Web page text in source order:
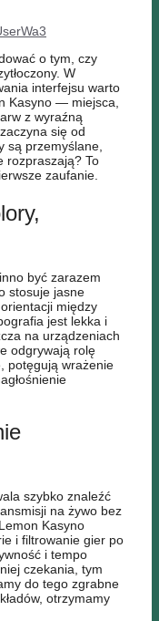
o tym, czy
W
interfejsu warto
Kasyno — miejsca,
z wyraźną
się od
są przemyślane,
rozpraszają? To
zaufanie.
być zarazem
stosuje jasne
między
jest lekka i
na urządzeniach
odgrywają rolę
potęgują wrażenie
szybko znaleźć
na żywo bez
Kasyno
i filtrowanie gier po
i tempo
czekania, tym
do tego zgrabne
otrzymamy